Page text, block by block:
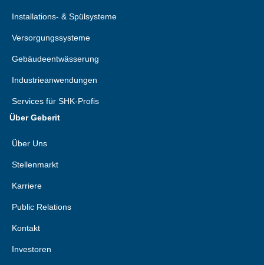
Installations- & Spülsysteme
Versorgungssysteme
Gebäudeentwässerung
Industrieanwendungen
Services für SHK-Profis
Über Geberit
Über Uns
Stellenmarkt
Karriere
Public Relations
Kontakt
Investoren